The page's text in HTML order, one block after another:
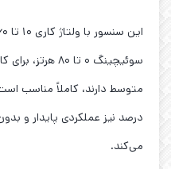
سوئیچینگ ۰ تا
درصد نیز عملکردی پایدار و
می‌کند.